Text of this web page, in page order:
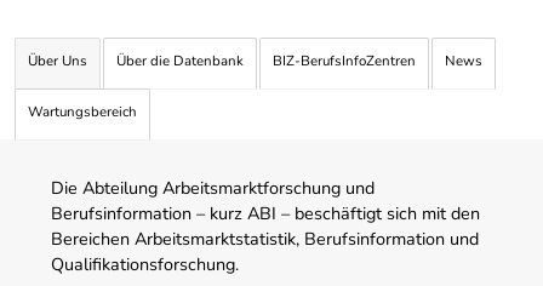
Über Uns Über die Datenbank BIZ-BerufsInfoZentren News
Wartungsbereich
Die Abteilung Arbeitsmarktforschung und
Berufsinformation – kurz ABI – beschäftigt sich mit den
Bereichen Arbeitsmarktstatistik, Berufsinformation und
Qualifikationsforschung.